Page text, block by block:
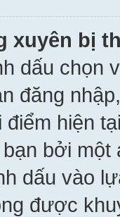
xuyên bị
dấu chọn
đăng
hiện
bởi
dấu vào
được